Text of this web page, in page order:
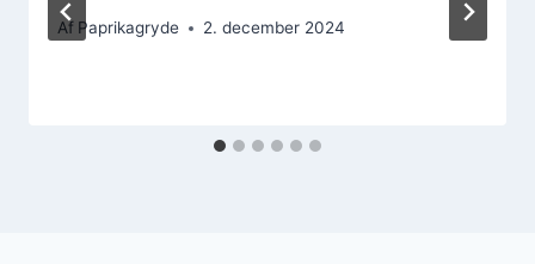
Af Paprikagryde 2. december 2024